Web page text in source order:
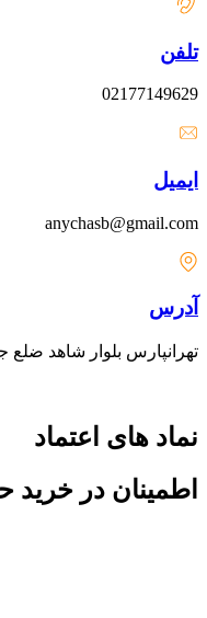
تلفن
02177149629
ایمیل
anychasb@gmail.com
آدرس
تهرانپارس بلوار شاهد
نماد های اعتماد
اطمینان در